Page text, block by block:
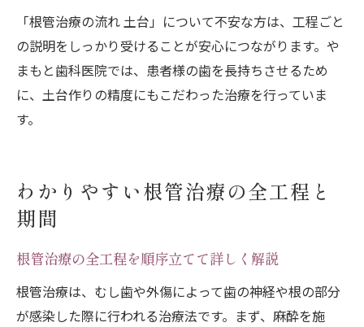
「根管治療の流れ 土台」について不安な方は、工程ごと
の説明をしっかり受けることが安心につながります。や
まもと歯科医院では、患者様の歯を長持ちさせるため
に、土台作りの精度にもこだわった治療を行っていま
す。
わかりやすい根管治療の全工程と
期間
根管治療の全工程を順序立てて詳しく解説
根管治療は、むし歯や外傷によって歯の神経や根の部分
が感染した際に行われる治療法です。まず、麻酔を施